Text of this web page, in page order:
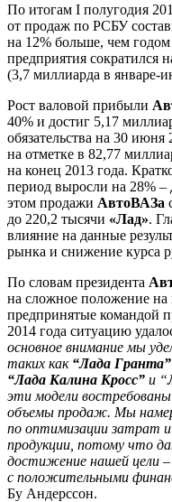
По итогам I полугодия
от продаж по РСБУ
на 12% больше, чем
предприятия сократился
(3,7 миллиарда в январе-
Рост валовой прибыли
40% и достиг 5,17
обязательства на 30
на отметке в 82,77
на конец 2013 года.
период выросли на 28%
этом продажи АвтоВАЗа
до 220,2 тысячи «Лад».
влияние на данные
рынка и снижение курса
По словам президента
на сложное положение
предпринятые командой
2014 года ситуацию
основное внимание мы
таких как “Лада Гранта”
“Лада Калина Кросс” и “
эти модели
объемы продаж. Мы
по оптимизации затрат
продукции, потому что
достижение нашей цели
с положительными
Бу Андерссон.